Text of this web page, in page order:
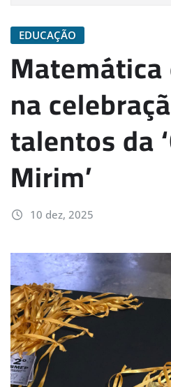
EDUCAÇÃO
na
talentos da
Mirim’
10 dez, 2025